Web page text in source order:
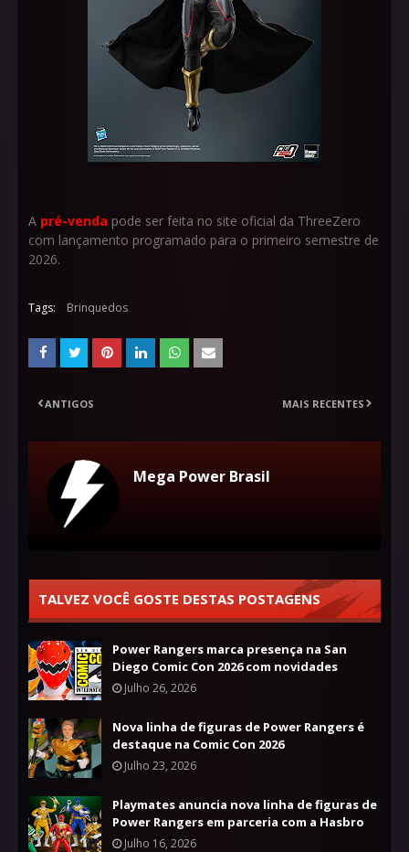
A pré-venda pode ser feita no site oficial da ThreeZero
com lançamento programado para o primeiro semestre de
2026.
Tags: Brinquedos
MAIS RECENTES
ANTIGOS
Mega Power Brasil
TALVEZ VOCÊ GOSTE DESTAS POSTAGENS
Power Rangers marca presença na San
Diego Comic Con 2026 com novidades
Julho 26, 2026
Nova linha de figuras de Power Rangers é
destaque na Comic Con 2026
Julho 23, 2026
Playmates anuncia nova linha de figuras de
Power Rangers em parceria com a Hasbro
Julho 16, 2026